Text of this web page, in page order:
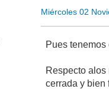
Miércoles 02
Pues
Respecto
cerrada y bien